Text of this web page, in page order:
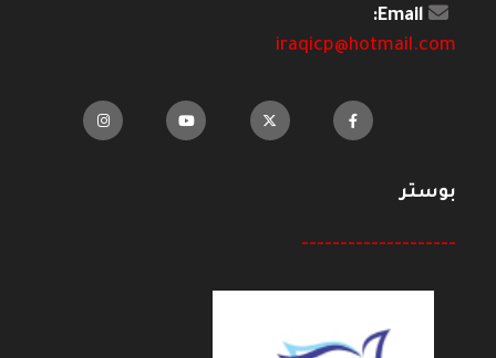
Email:
iraqicp@hotmail.com
بوستر
--------------------